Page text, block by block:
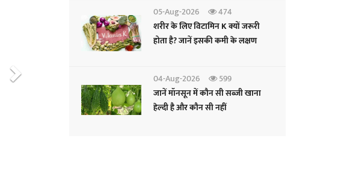
N
05-Aug-2026
474
शरीर के लिए विटामिन K क्यों जरूरी
होता है? जानें इसकी कमी के लक्षण
04-Aug-2026
599
जानें मॉनसून में कौन सी सब्जी खाना
हेल्दी है और कौन सी नहीं